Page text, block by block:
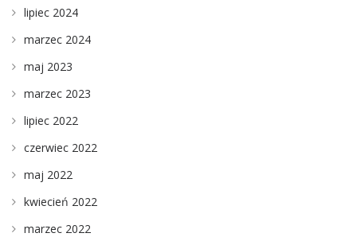
lipiec 2024
marzec 2024
maj 2023
marzec 2023
lipiec 2022
czerwiec 2022
maj 2022
kwiecień 2022
marzec 2022